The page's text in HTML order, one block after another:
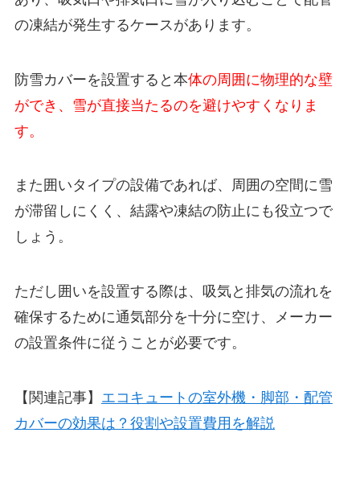
の凍結が発生するケースがあります。
防雪カバーを設置すると本体の周囲に物理的な壁
ができ、雪が直接当たるのを避けやすくなりま
す。
また囲いタイプの設備であれば、周囲の空間に雪
が滞留しにくく、結露や凍結の防止にも役立つで
しょう。
ただし囲いを設置する際は、吸気と排気の流れを
確保するために通気部分を十分に空け、メーカー
の設置条件に従うことが必要です。
【関連記事】 エコキュートの室外機・脚部・配管
カバーの効果は？役割や設置費用を解説